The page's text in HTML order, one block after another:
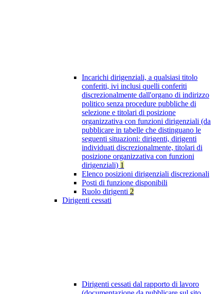
Incarichi dirigenziali, a qualsiasi titolo
conferiti, ivi inclusi quelli conferiti
discrezionalmente dall'organo di indirizzo
politico senza procedure pubbliche di
selezione e titolari di posizione
organizzativa con funzioni dirigenziali (da
pubblicare in tabelle che distinguano le
seguenti situazioni: dirigenti, dirigenti
individuati discrezionalmente, titolari di
posizione organizzativa con funzioni
dirigenziali) 1
Elenco posizioni dirigenziali discrezionali
Posti di funzione disponibili
Ruolo dirigenti 2
Dirigenti cessati
Dirigenti cessati dal rapporto di lavoro